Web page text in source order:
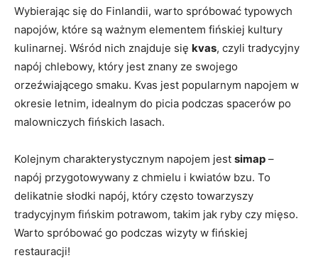
Wybierając się ⁣do⁤ Finlandii, warto spróbować typowych
napojów, które są ważnym elementem⁣ fińskiej ⁤kultury
kulinarnej. Wśród nich znajduje się kvas, czyli tradycyjny⁤
napój chlebowy, który ‍jest znany ze swojego
orzeźwiającego smaku. Kvas jest popularnym‌ napojem w
okresie letnim, idealnym do picia podczas spacerów po
malowniczych ⁣fińskich lasach.
Kolejnym​ charakterystycznym napojem ‌jest⁣ simap –
napój przygotowywany ⁢z chmielu i ⁤kwiatów bzu. To
delikatnie słodki napój, który ​często towarzyszy
tradycyjnym ‍fińskim⁤ potrawom, takim jak ryby⁢ czy mięso.
Warto ​spróbować⁣ go podczas wizyty w fińskiej
restauracji!